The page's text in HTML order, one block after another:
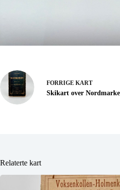
FORRIGE KART
Skikart over
Relaterte kart